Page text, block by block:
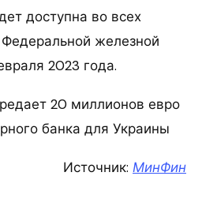
доступна во всех
железной
2023 года.
20 миллионов евро
банка для Украины
Источник: МинФин